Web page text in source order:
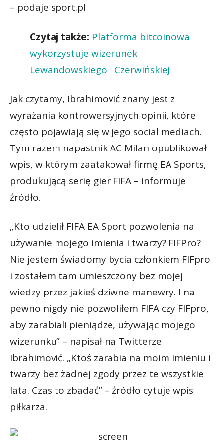
– podaje sport.pl
Czytaj także: Platforma bitcoinowa
wykorzystuje wizerunek
Lewandowskiego i Czerwińskiej
Jak czytamy, Ibrahimović znany jest z
wyrażania kontrowersyjnych opinii, które
często pojawiają się w jego social mediach.
Tym razem napastnik AC Milan opublikował
wpis, w którym zaatakował firmę EA Sports,
produkującą serię gier FIFA – informuje
źródło.
„Kto udzielił FIFA EA Sport pozwolenia na
używanie mojego imienia i twarzy? FIFPro?
Nie jestem świadomy bycia członkiem FIFpro
i zostałem tam umieszczony bez mojej
wiedzy przez jakieś dziwne manewry. I na
pewno nigdy nie pozwoliłem FIFA czy FIFpro,
aby zarabiali pieniądze, używając mojego
wizerunku” – napisał na Twitterze
Ibrahimović. „Ktoś zarabia na moim imieniu i
twarzy bez żadnej zgody przez te wszystkie
lata. Czas to zbadać” – źródło cytuje wpis
piłkarza.